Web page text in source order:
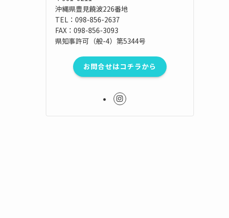
沖縄県豊見饒波226番地
TEL：098-856-2637
FAX：098-856-3093
県知事許可（般-4）第5344号
お問合せはコチラから